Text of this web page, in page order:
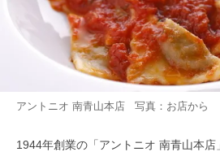
アントニオ 南青山本店 写真：お店から
1944年創業の「アントニオ 南青山本